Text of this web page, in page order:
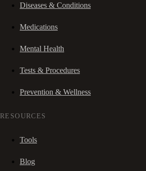
Diseases & Conditions
Medications
Mental Health
Tests & Procedures
Prevention & Wellness
RESOURCES
Tools
Blog